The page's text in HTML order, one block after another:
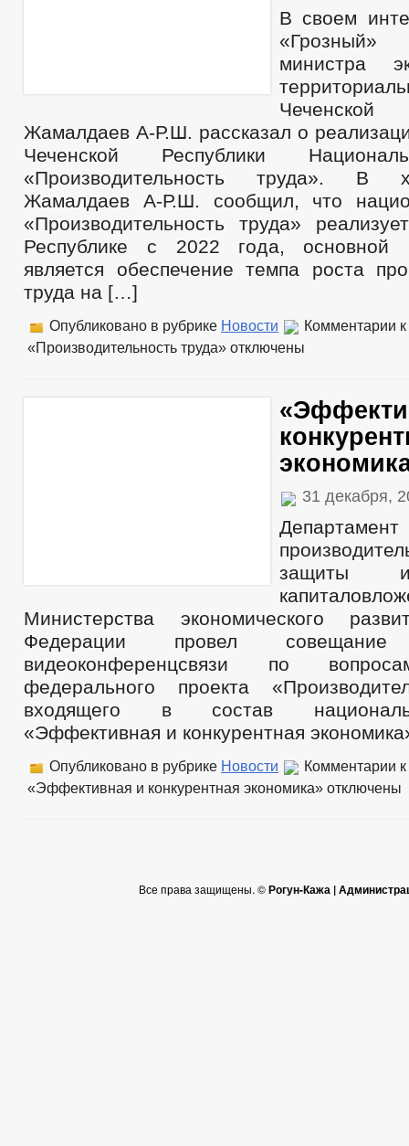
В своем
министра
Жамалдаев А-Р.Ш. рассказал о
Чеченской Республики
«Производительность труда». В
Жамалдаев А-Р.Ш. сообщил, что
«Производительность труда»
Республике с 2022 года, основной
является обеспечение темпа роста
труда на […]
Опубликовано в рубрике Новости Комментарии
«Производительность труда» отключены
31 декабря,
Департамент
защиты
Министерства экономического
Федерации провел
видеоконференцсвязи по
федерального проекта
входящего в состав
«Эффективная и конкурентная
Опубликовано в рубрике Новости Комментарии
«Эффективная и конкурентная экономика» отключены
Все права защищены. ©Рогун-Кажа |